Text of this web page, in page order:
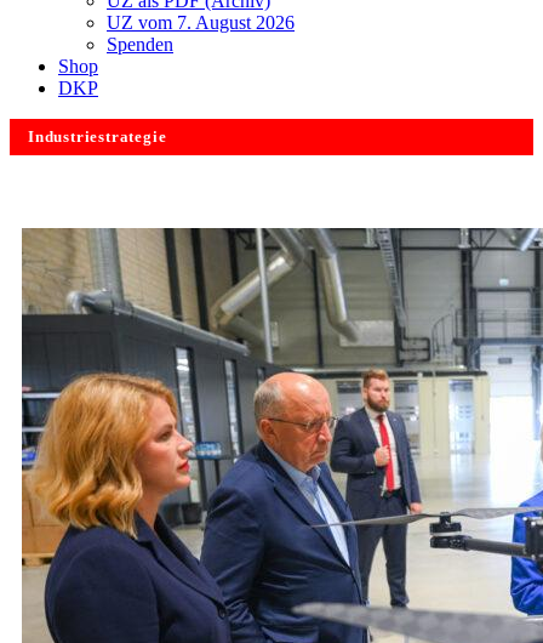
UZ vom 7. August 2026
Spenden
Shop
DKP
Industriestrategie